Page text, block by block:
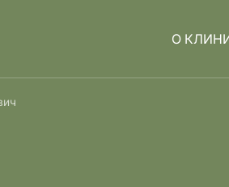
О
для